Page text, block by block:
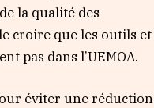
la qualité des
croire que les outils et
pas dans l’UEMOA.
éviter une réduction